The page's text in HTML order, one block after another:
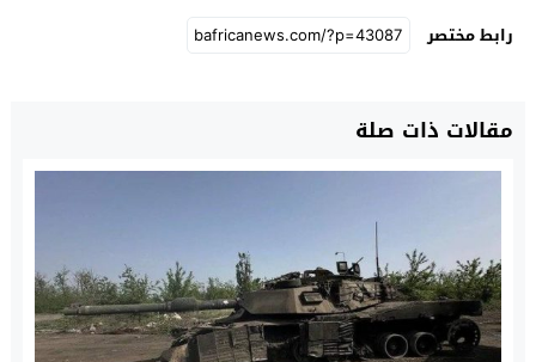
رابط مختصر
مقالات ذات صلة